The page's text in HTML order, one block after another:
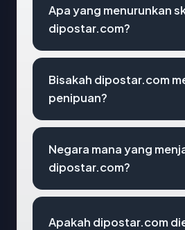
Apa yang menurunkan
dipostar.com?
Bisakah dipostar.com
penipuan?
Negara mana yang
dipostar.com?
Apakah dipostar.com